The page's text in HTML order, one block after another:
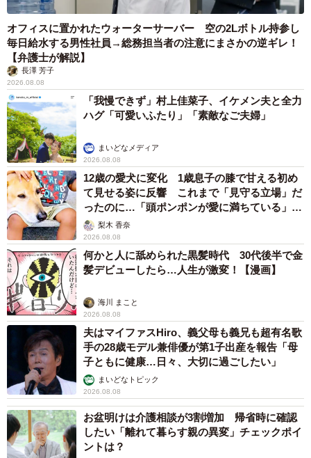
また、仕事上でAIチャットを使用することで「仕事を効率
化できると思いますか」という質問には、91.1%の人が
「効率化する」（とても効率化する：24.2%・効率化す
る：39.7%・どちらかといえば効率化する：27.2%）と回答
しています。
AIチャットに対する印象（提供画像）
最後に、「AIチャットに対する印象」を教えてもらったと
ころ、95.4%の人が「ポジティブな印象」（とてもポジテ
ィブ：26.6%・ポジティブ：34.5%・どちらかといえばポジ
ティブ：34.3%）と回答しました。
ちなみに、「AIチャットに対する印象を一言で表現する場
オフィスに置かれたウォーターサーバー 空の2Lボトル持参し
毎日給水する男性社員→総務担当者の注意にまさかの逆ギレ！
【弁護士が解説】
長澤 芳子
2026.08.08
「我慢できず」村上佳菜子、イケメン夫と全力
ハグ「可愛いふたり」「素敵なご夫婦」
まいどなメディア
2026.08.08
12歳の愛犬に変化 1歳息子の膝で甘える初め
て見せる姿に反響 これまで「見守る立場」だ
ったのに…「頭ポンポンが愛に満ちている」
「尊…」
梨木 香奈
2026.08.08
何かと人に舐められた黒髪時代 30代後半で金
髪デビューしたら…人生が激変！【漫画】
海川 まこと
2026.08.08
夫はマイファスHiro、義父母も義兄も超有名歌
手の28歳モデル兼俳優が第1子出産を報告「母
子ともに健康…日々、大切に過ごしたい」
まいどなトピック
2026.08.08
お盆明けは介護相談が3割増加 帰省時に確認
したい「離れて暮らす親の異変」チェックポイ
ントは？